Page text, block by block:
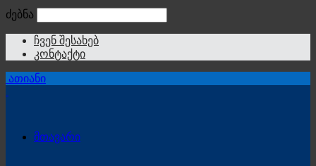
ძებნა
ჩვენ შესახებ
კონტაქტი
ათიანი
მთავარი